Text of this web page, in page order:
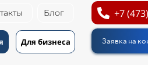
Блог +7
Для бизнеса Заявка на